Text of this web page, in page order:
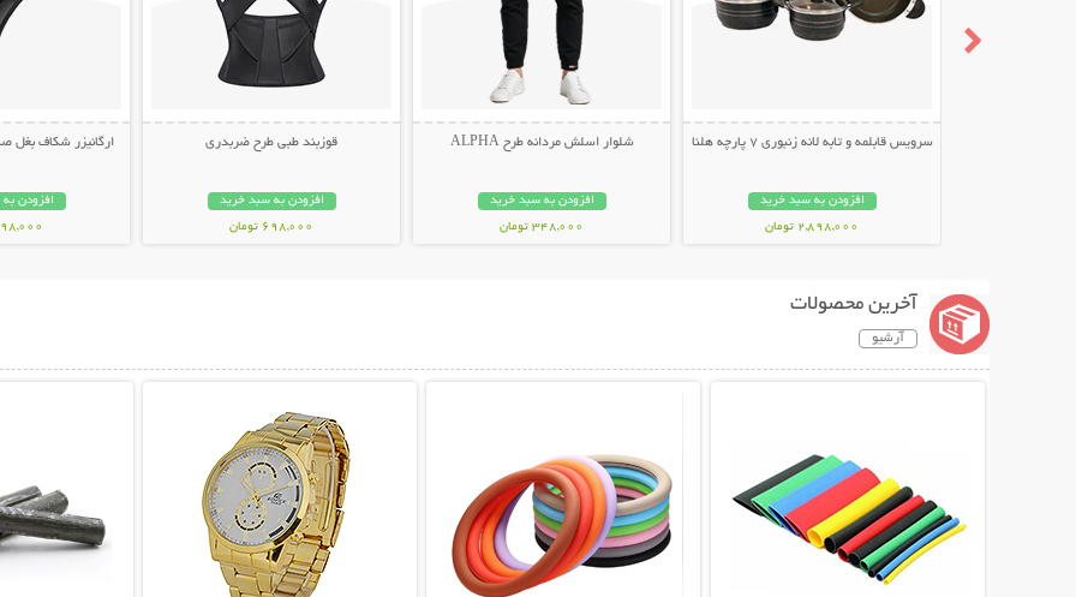
سرویس قابلمه و تابه لانه زنبوری 7 پارچه هلنا
افزودن به سبد خرید
2,898,000 تومان
شلوار اسلش مردانه طرح ALPHA
افزودن به سبد خرید
348,000 تومان
قوزبند طبی طرح ضربدری
افزودن به سبد خرید
698,000 تومان
ارگانیزر شکاف بغل
افزودن
498,000
آخرین محصولات
آرشیو